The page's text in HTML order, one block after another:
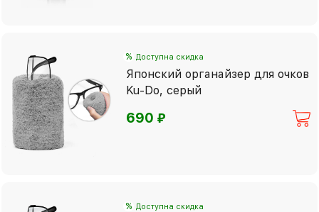
% Доступна скидка
Японский органайзер для очков
Ku-Do, серый
690⃏
% Доступна скидка